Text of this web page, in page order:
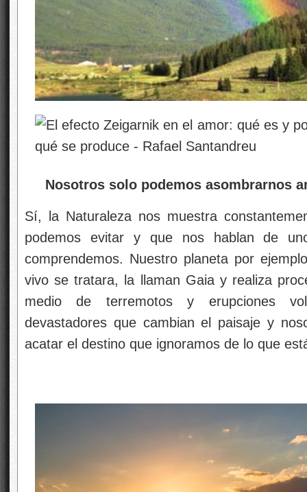
Nosotros solo podemos asombrarnos
Sí, la Naturaleza nos muestra
podemos evitar y que nos hablan de
comprendemos. Nuestro planeta por
vivo se tratara, la llaman Gaia y realiza
medio de terremotos y erupciones
devastadores que cambian el paisaje y
acatar el destino que ignoramos de lo que